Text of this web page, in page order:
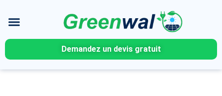
Demandez un devis gratuit